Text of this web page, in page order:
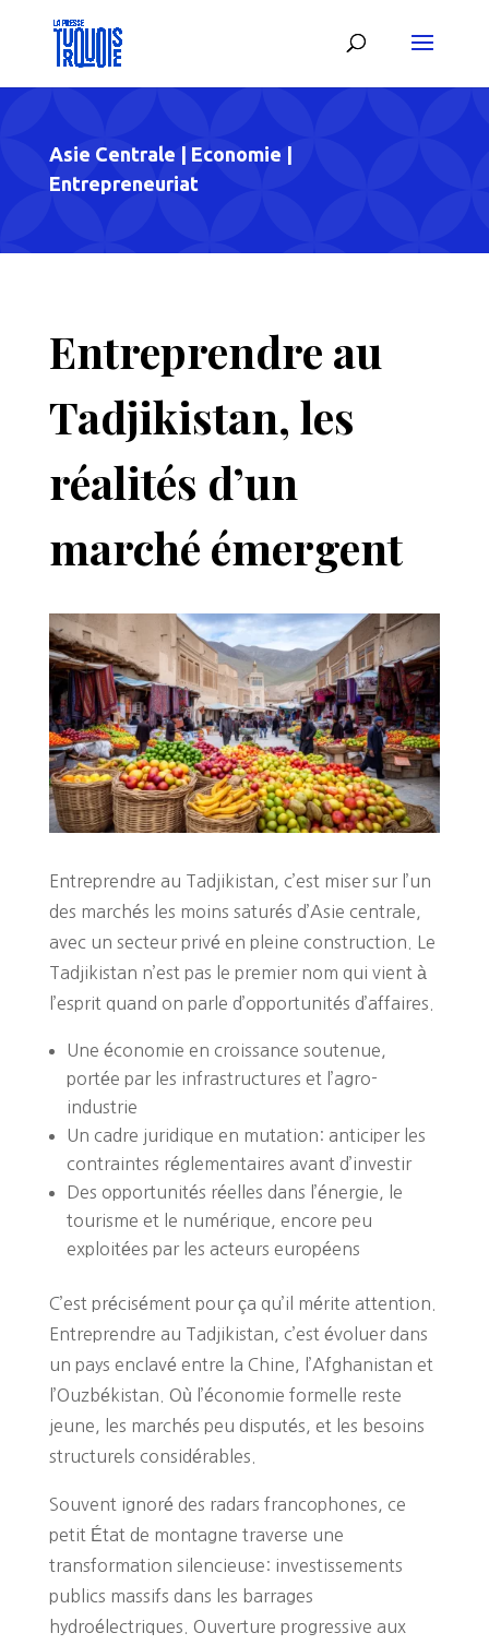
Asie Centrale Economie
Entrepreneuriat
Entreprendre au
Tadjikistan, les
réalités d’un
marché émergent
Entreprendre au Tadjikistan, c’est miser sur l’un
des marchés les moins saturés d’Asie centrale,
avec un secteur privé en pleine construction. Le
Tadjikistan n’est pas le premier nom qui vient à
l’esprit quand on parle d’opportunités d’affaires.
Une économie en croissance soutenue,
portée par les infrastructures et l’agro-
industrie
Un cadre juridique en mutation: anticiper les
contraintes réglementaires avant d’investir
Des opportunités réelles dans l’énergie, le
tourisme et le numérique, encore peu
exploitées par les acteurs européens
C’est précisément pour ça qu’il mérite attention.
Entreprendre au Tadjikistan, c’est évoluer dans
un pays enclavé entre la Chine, l’Afghanistan et
l’Ouzbékistan. Où l’économie formelle reste
jeune, les marchés peu disputés, et les besoins
structurels considérables.
Souvent ignoré des radars francophones, ce
petit État de montagne traverse une
transformation silencieuse: investissements
publics massifs dans les barrages
hydroélectriques. Ouverture progressive aux